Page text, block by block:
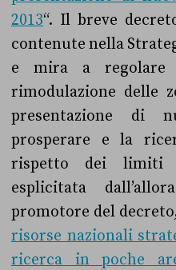
2013“. Il breve
contenute nella
e mira a
rimodulazione delle
presentazione di
prosperare e la
rispetto dei limiti
esplicitata
promotore del
risorse nazionali
ricerca in poche